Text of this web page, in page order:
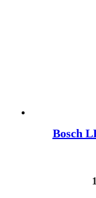
Bosch